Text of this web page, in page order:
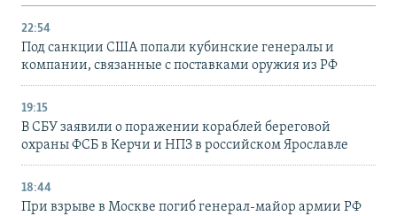
22:54
Под санкции США попали кубинские генералы и
компании, связанные с поставками оружия из РФ
19:15
В СБУ заявили о поражении кораблей береговой
охраны ФСБ в Керчи и НПЗ в российском Ярославле
18:44
При взрыве в Москве погиб генерал-майор армии РФ